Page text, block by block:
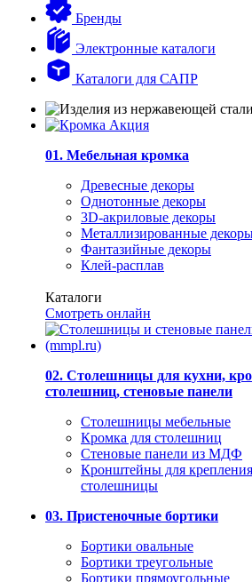
Бренды
Электронные каталоги
Каталоги для САПР
01. Мебельная кромка
Древесные декоры
Однотонные декоры
3D-акриловые декоры
Металлизированные
Фантазийные декоры
Клей-расплав
Каталоги
Смотреть онлайн
02. Столешницы для кухни,
столешниц, стеновые панели
Столешницы мебельные
Кромка для столешниц
Стеновые панели из МДФ
Кронштейны для крепления
столешницы
03. Пристеночные бортики
Бортики овальные
Бортики треугольные
Бортики прямоугольные